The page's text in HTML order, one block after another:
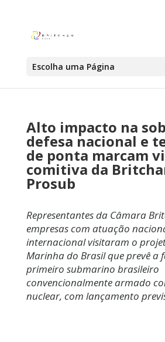
Escolha uma Página
Alto impacto na
defesa nacional e
de ponta marcam
comitiva da
Prosub
Representantes da Câmara
empresas com atuação
internacional visitaram o
Marinha do Brasil que prevê a
primeiro submarino brasileiro
convencionalmente armado
nuclear, com lançamento